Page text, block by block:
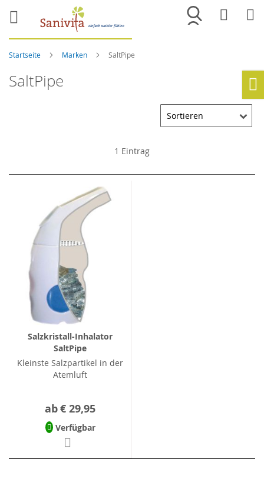
Merkliste
Startseite Marken SaltPipe
SaltPipe
1 Eintrag
Salzkristall-Inhalator
SaltPipe
Kleinste Salzpartikel in der
Atemluft
ab€ 29,95
Verfügbar